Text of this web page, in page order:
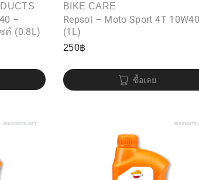
–
ค์ (0.8L)
BIKE CARE
Repsol – Moto Sport 4T 10W40
(1L)
250฿
ซื้อเลย